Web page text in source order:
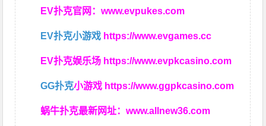
EV扑克官网：www.evpukes.com
EV扑克小游戏 https://www.evgames.cc
EV扑克娱乐场 https://www.evpkcasino.com
GG扑克小游戏 https://www.ggpkcasino.com
蜗牛扑克最新网址：www.allnew36.com